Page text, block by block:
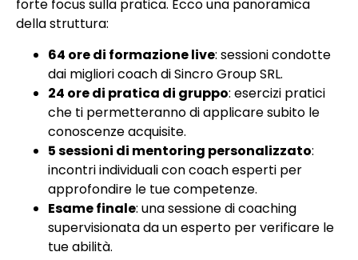
forte focus sulla pratica. Ecco una panoramica
della struttura:
64 ore di formazione live: sessioni condotte
dai migliori coach di Sincro Group SRL.
24 ore di pratica di gruppo: esercizi pratici
che ti permetteranno di applicare subito le
conoscenze acquisite.
5 sessioni di mentoring personalizzato:
incontri individuali con coach esperti per
approfondire le tue competenze.
Esame finale: una sessione di coaching
supervisionata da un esperto per verificare le
tue abilità.